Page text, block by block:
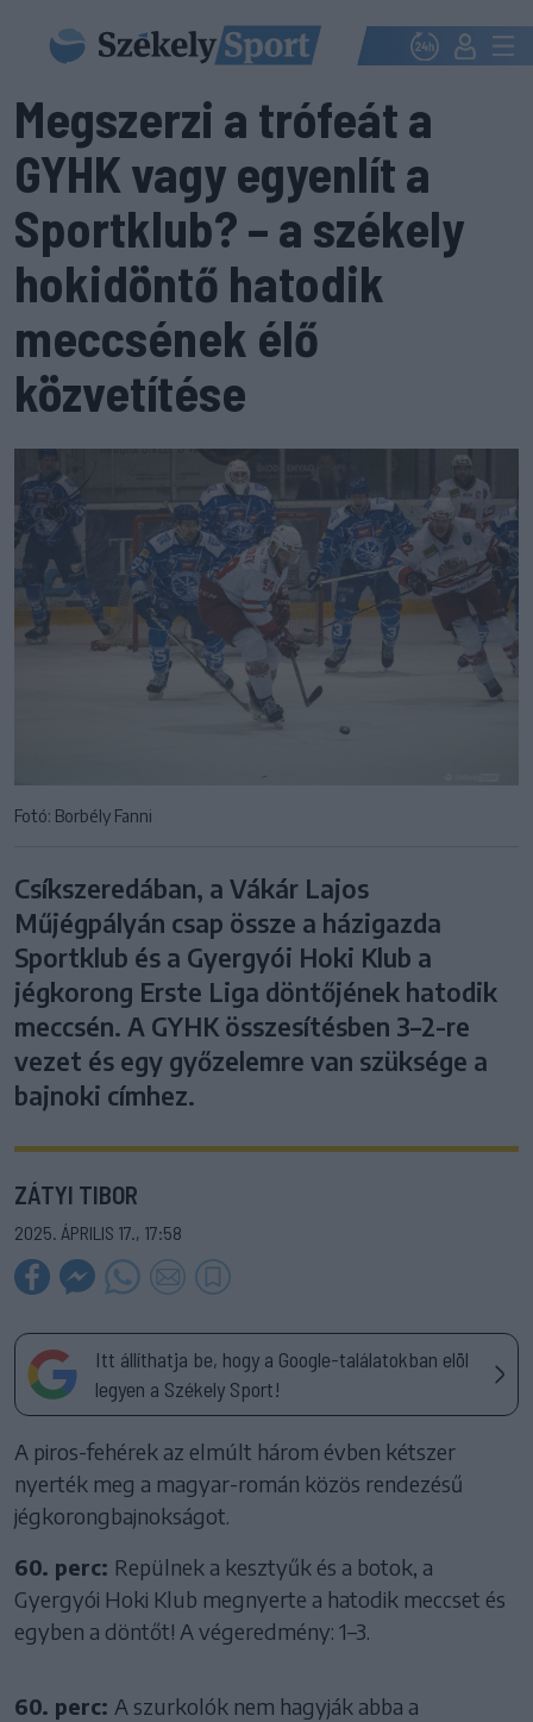
Megszerzi a trófeát a
GYHK vagy egyenlít a
Sportklub? – a székely
hokidöntő hatodik
meccsének élő
közvetítése
Fotó: Borbély Fanni
Csíkszeredában, a Vákár Lajos
Műjégpályán csap össze a házigazda
Sportklub és a Gyergyói Hoki Klub a
jégkorong Erste Liga döntőjének hatodik
meccsén. A GYHK összesítésben 3–2-re
vezet és egy győzelemre van szüksége a
bajnoki címhez.
ZÁTYI TIBOR
2025. ÁPRILIS 17., 17:58
Itt állíthatja be, hogy a Google-találatokban elöl
legyen a Székely Sport!
A piros-fehérek az elmúlt három évben kétszer
nyerték meg a magyar-román közös rendezésű
jégkorongbajnokságot.
60. perc: Repülnek a kesztyűk és a botok, a
Gyergyói Hoki Klub megnyerte a hatodik meccset és
egyben a döntőt! A végeredmény: 1–3.
60. perc: A szurkolók nem hagyják abba a